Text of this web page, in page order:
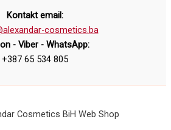
Kontakt email:
cosmetics.ba
- Viber - WhatsApp:
+387 65 534 805
Cosmetics BiH Web Shop